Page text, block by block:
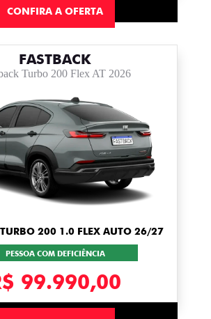
CONFIRA A OFERTA
FASTBACK
Turbo 200 Flex AT 2026
TURBO 200 1.0 FLEX AUTO 26/27
PESSOA COM DEFICIÊNCIA
99.990,00